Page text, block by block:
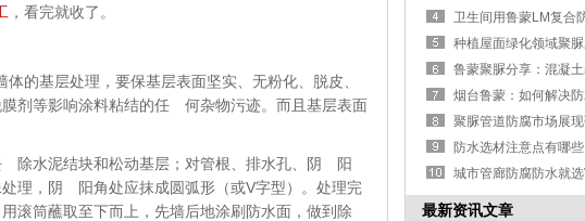
，看完就收了。
的基层处理，要保基层表面坚实、无粉化、脱皮、
剂等影响涂料粘结的任 何杂物污迹。而且基层表面
除水泥结块和松动基层；对管根、排水孔、阴 阳
理，阴 阳角处应抹成圆弧形（或V字型）。处理完
滚筒蘸取至下而上，先墙后地涂刷防水面，做到除
防水选材注意点有哪些
最新资讯文章